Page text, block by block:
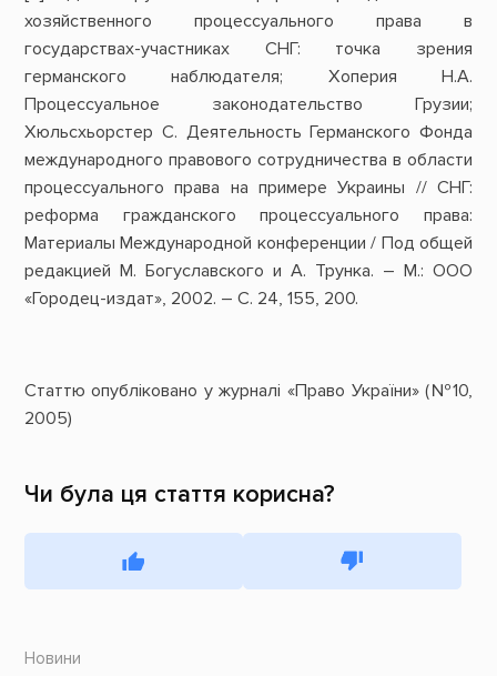
хозяйственного процессуального права в
государствах-участниках СНГ: точка зрения
германского наблюдателя; Хоперия Н.А.
Процессуальное законодательство Грузии;
Хюльсхьорстер С. Деятельность Германского Фонда
международного правового сотрудничества в области
процессуального права на примере Украины // СНГ:
реформа гражданского процессуального права:
Материалы Международной конференции / Под общей
редакцией М. Богуславского и А. Трунка. – М.: ООО
«Городец-издат», 2002. – С. 24, 155, 200.
Статтю опубліковано у журналі «Право України» (№10,
2005)
Чи була ця стаття корисна?
Новини